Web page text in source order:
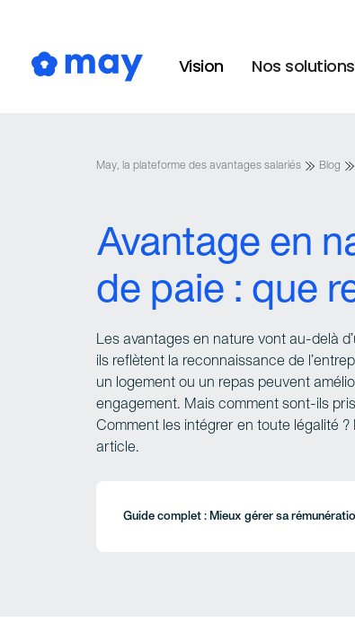
Vision Nos solutions
May, la plateforme des avantages salariés Blog
Avantage en
de paie : que
Les avantages en nature vont au-delà
ils reflètent la reconnaissance de
un logement ou un repas peuvent
engagement. Mais comment sont-ils
Comment les intégrer en toute légalité
article.
Guide complet : Mieux gérer sa